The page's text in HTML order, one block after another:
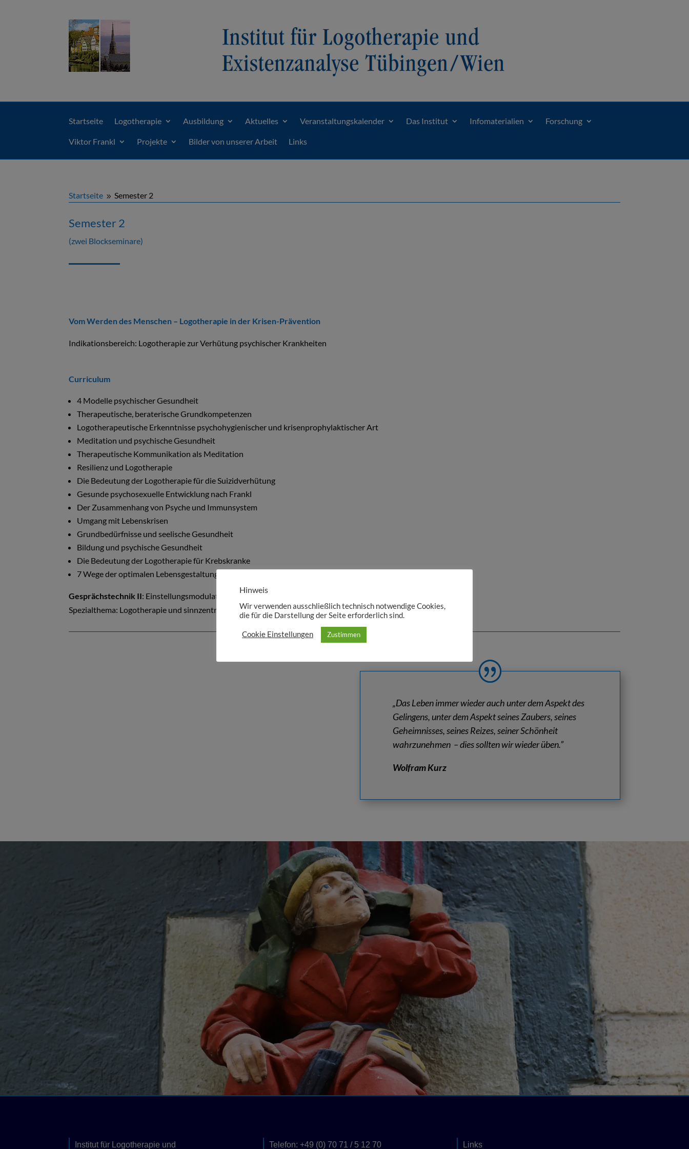
Startseite Logotherapie Ausbildung Aktuelles Veranstaltungskalender Das Institut Infomaterialien Forschung
Viktor Frankl Projekte Bilder von unserer Arbeit Links
Startseite 9 Semester 2
Semester 2
(zwei Blockseminare)
Vom Werden des Menschen – Logotherapie in der Krisen-Prävention
Indikationsbereich: Logotherapie zur Verhütung psychischer Krankheiten
Curriculum
4 Modelle psychischer Gesundheit
Therapeutische, beraterische Grundkompetenzen
Logotherapeutische Erkenntnisse psychohygienischer und krisenprophylaktischer Art
Meditation und psychische Gesundheit
Therapeutische Kommunikation als Meditation
Resilienz und Logotherapie
Die Bedeutung der Logotherapie für die Suizidverhütung
Gesunde psychosexuelle Entwicklung nach Frankl
Der Zusammenhang von Psyche und Immunsystem
Umgang mit Lebenskrisen
Grundbedürfnisse und seelische Gesundheit
Bildung und psychische Gesundheit
Die Bedeutung der Logotherapie für Krebskranke
7 Wege der optimalen Lebensgestaltung
Gesprächstechnik II: Einstellungsmodulation, personenzentrierte Gesprächsführung
Spezialthema: Logotherapie und sinnzentrierte Religionspädagogik.
„Das Leben immer wieder auch unter dem Aspekt des
Gelingens, unter dem Aspekt seines Zaubers, seines
Geheimnisses, seines Reizes, seiner Schönheit
wahrzunehmen – dies sollten wir wieder üben.”
Wolfram Kurz
Institut für Logotherapie und Telefon: +49 (0) 70 71 / 5 12 70 Links
Hinweis
Wir verwenden ausschließlich technisch notwendige Cookies,
die für die Darstellung der Seite erforderlich sind.
Cookie Einstellungen Zustimmen